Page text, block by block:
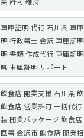
車庫証明 代行 石川県 車
明 行政書士 金沢 車庫証
明 書類 作成代行 車庫証
県 車庫証明 サポート
飲食店 開業支援 石川県
飲食店 営業許可 一括代
装 開業パッケージ 飲食
画書 金沢市 飲食店 開業